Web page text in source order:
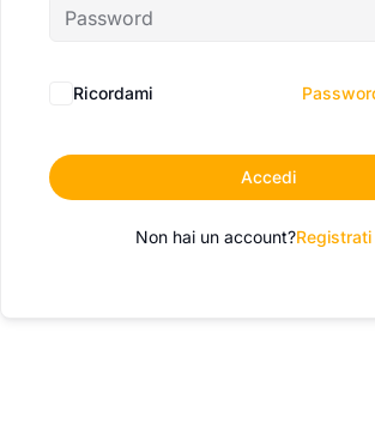
Ricordami
Accedi
Non hai un account?Registrati